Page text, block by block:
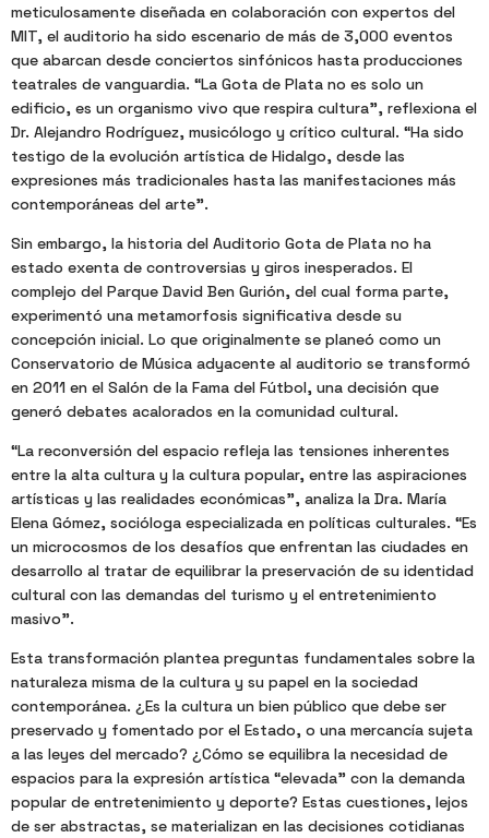
meticulosamente diseñada en colaboración con expertos del
MIT, el auditorio ha sido escenario de más de 3,000 eventos
que abarcan desde conciertos sinfónicos hasta producciones
teatrales de vanguardia. “La Gota de Plata no es solo un
edificio, es un organismo vivo que respira cultura”, reflexiona el
Dr. Alejandro Rodríguez, musicólogo y crítico cultural. “Ha sido
testigo de la evolución artística de Hidalgo, desde las
expresiones más tradicionales hasta las manifestaciones más
contemporáneas del arte”.
Sin embargo, la historia del Auditorio Gota de Plata no ha
estado exenta de controversias y giros inesperados. El
complejo del Parque David Ben Gurión, del cual forma parte,
experimentó una metamorfosis significativa desde su
concepción inicial. Lo que originalmente se planeó como un
Conservatorio de Música adyacente al auditorio se transformó
en 2011 en el Salón de la Fama del Fútbol, una decisión que
generó debates acalorados en la comunidad cultural.
“La reconversión del espacio refleja las tensiones inherentes
entre la alta cultura y la cultura popular, entre las aspiraciones
artísticas y las realidades económicas”, analiza la Dra. María
Elena Gómez, socióloga especializada en políticas culturales. “Es
un microcosmos de los desafíos que enfrentan las ciudades en
desarrollo al tratar de equilibrar la preservación de su identidad
cultural con las demandas del turismo y el entretenimiento
masivo”.
Esta transformación plantea preguntas fundamentales sobre la
naturaleza misma de la cultura y su papel en la sociedad
contemporánea. ¿Es la cultura un bien público que debe ser
preservado y fomentado por el Estado, o una mercancía sujeta
a las leyes del mercado? ¿Cómo se equilibra la necesidad de
espacios para la expresión artística “elevada” con la demanda
popular de entretenimiento y deporte? Estas cuestiones, lejos
de ser abstractas, se materializan en las decisiones cotidianas